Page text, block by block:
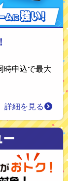
時申込で最大
詳細を見る